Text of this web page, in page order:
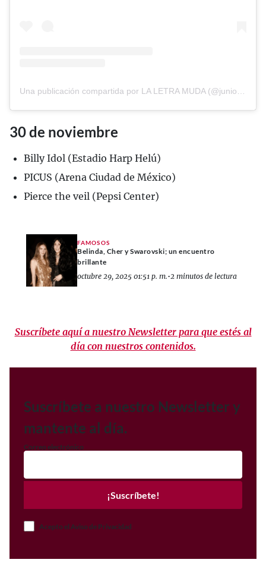
30 de noviembre
Billy Idol (Estadio Harp Helú)
PICUS (Arena Ciudad de México)
Pierce the veil (Pepsi Center)
FAMOSOS
Belinda, Cher y Swarovski; un encuentro
brillante
octubre 29, 2025 01:51 p. m.•2 minutos de lectura
Suscríbete aquí a nuestro Newsletter para que estés al
día con nuestros contenidos.
Suscríbete a nuestro Newsletter y
mantente al día.
Correo electrónico
¡Suscríbete!
Acepto el Aviso de Privacidad